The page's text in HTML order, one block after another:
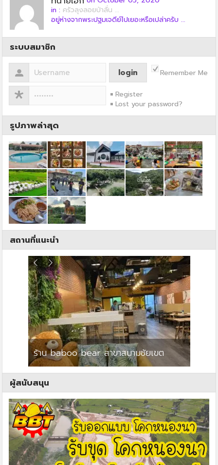
in : ครัวลุงลอยป่าลั่น ...
อยู่ห่างจากพระปฐมเจดีย์ไปเยอะหรือเปล่าครับ ...
ระบบสมาชิก
Remember Me
Register
Lost your password?
รูปภาพล่าสุด
สถานที่แนะนำ
ร้าน baboo bear สาขาสนามชัยเขต
ผู้สนับสนุน